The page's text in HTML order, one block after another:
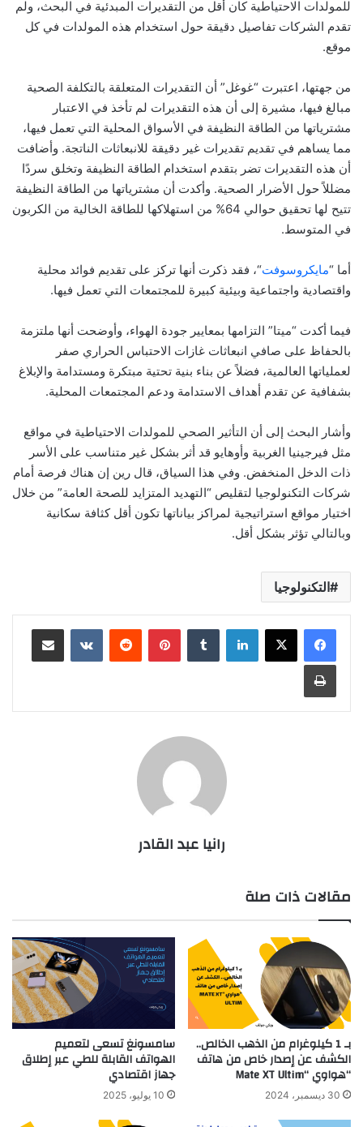
للمولدات الاحتياطية كان أقل من التقديرات المبدئية في البحث، ولم
تقدم الشركات تفاصيل دقيقة حول استخدام هذه المولدات في كل
موقع.
من جهتها، اعتبرت “غوغل” أن التقديرات المتعلقة بالتكلفة الصحية
مبالغ فيها، مشيرة إلى أن هذه التقديرات لم تأخذ في الاعتبار
مشترياتها من الطاقة النظيفة في الأسواق المحلية التي تعمل فيها،
مما يساهم في تقديم تقديرات غير دقيقة للانبعاثات الناتجة. وأضافت
أن هذه التقديرات تضر بتقدم استخدام الطاقة النظيفة وتخلق سردًا
مضللاً حول الأضرار الصحية. وأكدت أن مشترياتها من الطاقة النظيفة
تتيح لها تحقيق حوالي 64% من استهلاكها للطاقة الخالية من الكربون
في المتوسط.
أما “مايكروسوفت“، فقد ذكرت أنها تركز على تقديم فوائد محلية
واقتصادية واجتماعية وبيئية كبيرة للمجتمعات التي تعمل فيها.
فيما أكدت “ميتا” التزامها بمعايير جودة الهواء، وأوضحت أنها ملتزمة
بالحفاظ على صافي انبعاثات غازات الاحتباس الحراري صفر
لعملياتها العالمية، فضلاً عن بناء بنية تحتية مبتكرة ومستدامة والإبلاغ
بشفافية عن تقدم أهداف الاستدامة ودعم المجتمعات المحلية.
وأشار البحث إلى أن التأثير الصحي للمولدات الاحتياطية في مواقع
مثل فيرجينيا الغربية وأوهايو قد أثر بشكل غير متناسب على الأسر
ذات الدخل المنخفض. وفي هذا السياق، قال رين إن هناك فرصة أمام
شركات التكنولوجيا لتقليص “التهديد المتزايد للصحة العامة” من خلال
اختيار مواقع استراتيجية لمراكز بياناتها تكون أقل كثافة سكانية
وبالتالي تؤثر بشكل أقل.
التكنولوجيا
لينكدإن بينتيريست مشاركة عبر البريد
طباعة
رانيا عبد القادر
مقالات ذات صلة
بـ 1 كيلوغرام من الذهب الخالص..
الكشف عن إصدار خاص من هاتف
“هواوي “Mate XT Ultim
30 ديسمبر، 2024
سامسونغ تسعى لتعميم
الهواتف القابلة للطي عبر إطلاق
جهاز اقتصادي
10 يوليو، 2025